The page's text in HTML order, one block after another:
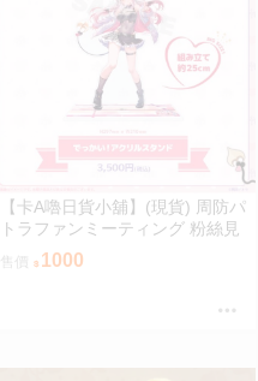
【卡A嚕日貨小舖】(現貨) 周防パ
トラファンミーティング 粉絲見
面會『パトラのわんちゃん大集
合』でっかい！！アクリルスタ
售價 1000